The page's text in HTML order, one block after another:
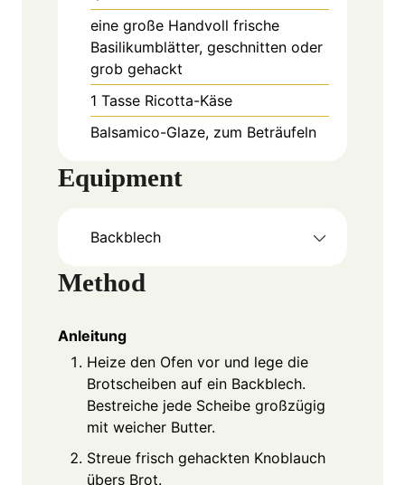
eine große Handvoll frische
Basilikumblätter, geschnitten oder
grob gehackt
1 Tasse Ricotta-Käse
Balsamico-Glaze, zum Beträufeln
Equipment
Backblech
Method
Anleitung
Heize den Ofen vor und lege die
Brotscheiben auf ein Backblech.
Bestreiche jede Scheibe großzügig
mit weicher Butter.
Streue frisch gehackten Knoblauch
übers Brot.